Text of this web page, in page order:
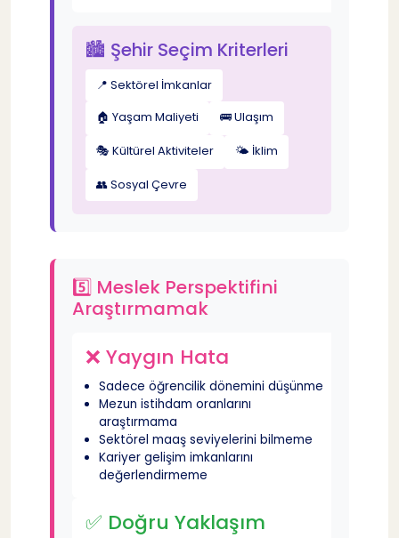
🏙️ Şehir Seçim Kriterleri
📍 Sektörel İmkanlar
🏠 Yaşam Maliyeti
🚌 Ulaşım
🎭 Kültürel Aktiviteler
🌤️ İklim
👥 Sosyal Çevre
5️⃣ Meslek Perspektifini
Araştırmamak
❌ Yaygın Hata
Sadece öğrencilik dönemini düşünme
Mezun istihdam oranlarını
araştırmama
Sektörel maaş seviyelerini bilmeme
Kariyer gelişim imkanlarını
değerlendirmeme
✅ Doğru Yaklaşım